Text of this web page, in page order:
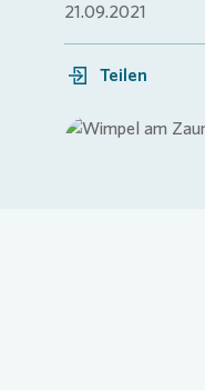
Meine Stadt
Weitere
21.09.2021
Teilen